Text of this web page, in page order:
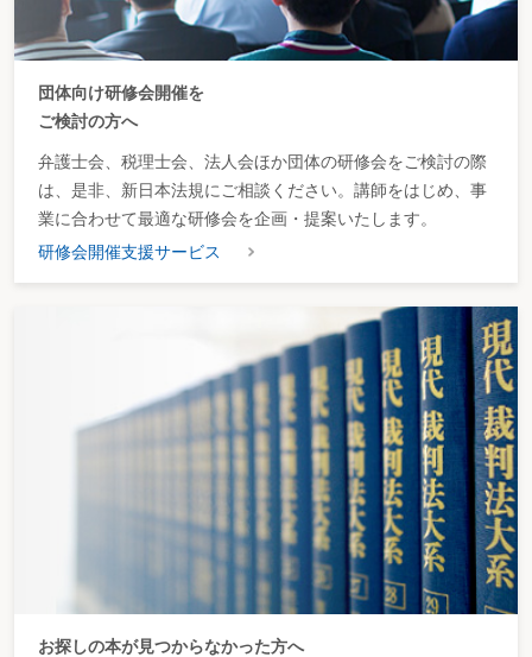
団体向け研修会開催を
ご検討の方へ
弁護士会、税理士会、法人会ほか団体の研修会をご検討の際
は、是非、新日本法規にご相談ください。講師をはじめ、事
業に合わせて最適な研修会を企画・提案いたします。
研修会開催支援サービス
お探しの本が見つからなかった方へ